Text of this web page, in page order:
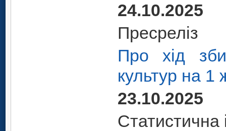
24.10.2025
Пресреліз
Про хід
культур на 1
23.10.2025
Статистична